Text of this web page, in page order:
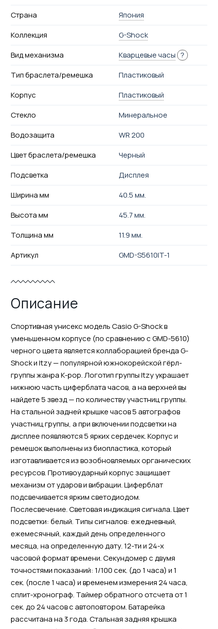
Страна
Япония
Коллекция
G-Shock
Вид механизма
Кварцевые часы ?
Тип браслета/ремешка
Пластиковый
Корпус
Пластиковый
Стекло
Минеральное
Водозащита
WR 200
Цвет браслета/ремешка
Черный
Подсветка
Дисплея
Ширина мм
40.5 мм.
Высота мм
45.7 мм.
Толщина мм
11.9 мм.
Артикул
GMD-S5610IT-1
Описание
Спортивная унисекс модель Casio G-Shock в
уменьшенном корпусе (по сравнению с GMD-5610)
черного цвета является коллаборацией бренда G-
Shock и Itzy — популярной южнокорейской гёрл-
группы жанра K-pop. Логотип группы Itzy украшает
нижнюю часть циферблата часов, а на верхней вы
найдете 5 звезд — по количеству участниц группы.
На стальной задней крышке часов 5 автографов
участниц группы, а при включении подсветки на
дисплее появляются 5 ярких сердечек. Корпус и
ремешок выполнены из биопластика, который
изготавливается из возобновляемых органических
ресурсов. Противоударный корпус защищает
механизм от ударов и вибрации. Циферблат
подсвечивается ярким светодиодом.
Послесвечение. Световая индикация сигнала. Цвет
подсветки: белый. Типы сигналов: ежедневный,
ежемесячный, каждый день определенного
месяца, на определенную дату. 12-ти и 24-х
часовой формат времени. Секундомер с двумя
точностями показаний: 1/100 сек. (до 1 часа) и 1
сек. (после 1 часа) и временем измерения 24 часа,
сплит-хронограф. Таймер обратного отсчета от 1
сек. до 24 часов с автоповтором. Батарейка
рассчитана на 3 года. Стальная задняя крышка